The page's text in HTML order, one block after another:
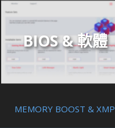
BIOS & 軟體
MEMORY BOOST & XMP